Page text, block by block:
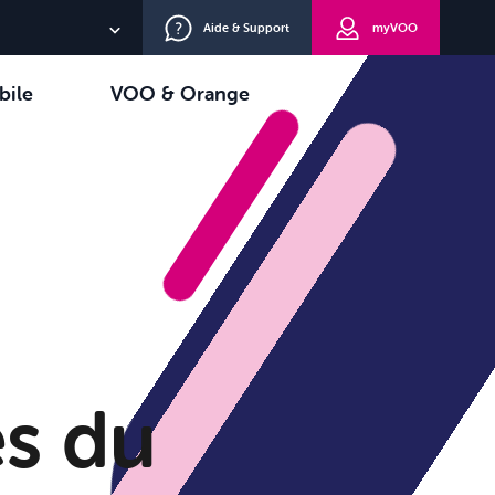
NL
Aide & Support myVOO
VOO & Orange
du